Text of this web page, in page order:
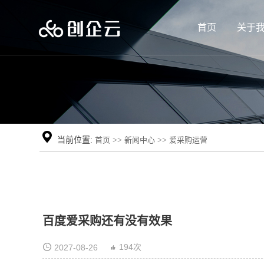
首页 关于
当前位置: 首页 >>新闻中心 >> 爱采购运营
百度爱采购还有没有效果
2027-08-26 194次